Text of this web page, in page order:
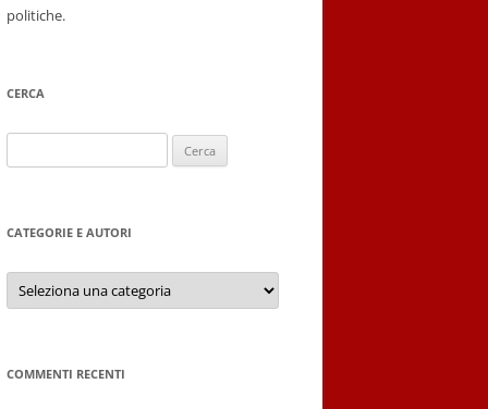
politiche.
CERCA
per:
CATEGORIE E AUTORI
Categorie
autori
COMMENTI RECENTI